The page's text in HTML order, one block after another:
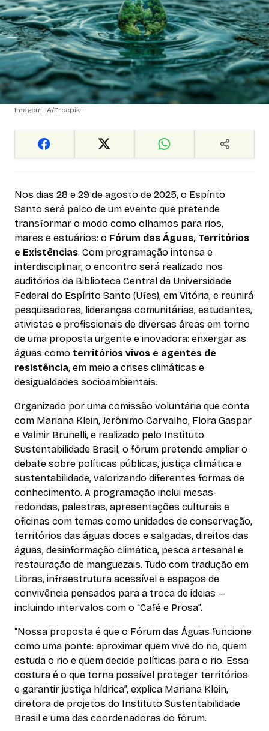
Imagem: IA/Freepik -
Nos dias 28 e 29 de agosto de 2025, o Espírito
Santo será palco de um evento que pretende
transformar o modo como olhamos para rios,
mares e estuários: o Fórum das Águas, Territórios
e Existências. Com programação intensa e
interdisciplinar, o encontro será realizado nos
auditórios da Biblioteca Central da Universidade
Federal do Espírito Santo (Ufes), em Vitória, e reunirá
pesquisadores, lideranças comunitárias, estudantes,
ativistas e profissionais de diversas áreas em torno
de uma proposta urgente e inovadora: enxergar as
águas como territórios vivos e agentes de
resistência, em meio a crises climáticas e
desigualdades socioambientais.
Organizado por uma comissão voluntária que conta
com Mariana Klein, Jerônimo Carvalho, Flora Gaspar
e Valmir Brunelli, e realizado pelo Instituto
Sustentabilidade Brasil, o fórum pretende ampliar o
debate sobre políticas públicas, justiça climática e
sustentabilidade, valorizando diferentes formas de
conhecimento. A programação inclui mesas-
redondas, palestras, apresentações culturais e
oficinas com temas como unidades de conservação,
territórios das águas doces e salgadas, direitos das
águas, desinformação climática, pesca artesanal e
restauração de manguezais. Tudo com tradução em
Libras, infraestrutura acessível e espaços de
convivência pensados para a troca de ideias —
incluindo intervalos com o “Café e Prosa”.
“Nossa proposta é que o Fórum das Águas funcione
como uma ponte: aproximar quem vive do rio, quem
estuda o rio e quem decide políticas para o rio. Essa
costura é o que torna possível proteger territórios
e garantir justiça hídrica”, explica Mariana Klein,
diretora de projetos do Instituto Sustentabilidade
Brasil e uma das coordenadoras do fórum.